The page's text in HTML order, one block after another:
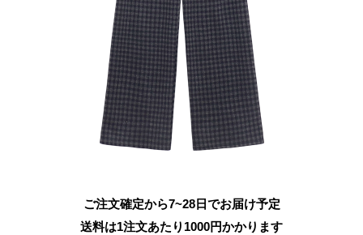
ご注文確定から7~28日でお届け予定
送料は1注文あたり 1000円かかります